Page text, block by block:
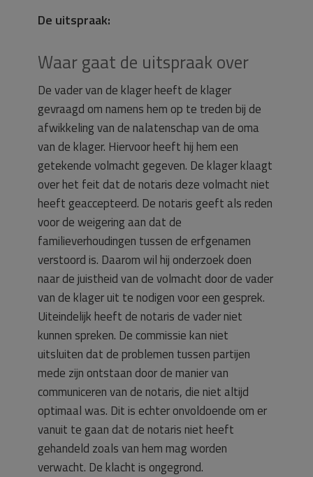
De uitspraak:
Waar gaat de uitspraak over
De vader van de klager heeft de klager
gevraagd om namens hem op te treden bij de
afwikkeling van de nalatenschap van de oma
van de klager. Hiervoor heeft hij hem een
getekende volmacht gegeven. De klager klaagt
over het feit dat de notaris deze volmacht niet
heeft geaccepteerd. De notaris geeft als reden
voor de weigering aan dat de
familieverhoudingen tussen de erfgenamen
verstoord is. Daarom wil hij onderzoek doen
naar de juistheid van de volmacht door de vader
van de klager uit te nodigen voor een gesprek.
Uiteindelijk heeft de notaris de vader niet
kunnen spreken. De commissie kan niet
uitsluiten dat de problemen tussen partijen
mede zijn ontstaan door de manier van
communiceren van de notaris, die niet altijd
optimaal was. Dit is echter onvoldoende om er
vanuit te gaan dat de notaris niet heeft
gehandeld zoals van hem mag worden
verwacht. De klacht is ongegrond.